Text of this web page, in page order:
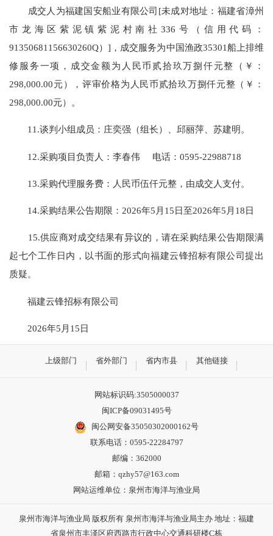
成交人为福建国安船业有限公司[未成对地址：福建省漳州
市龙海区紫泥镇紫泥村南社336号（信用代码：
91350681156630260Q）]，成交服务为中国渔政35301船上排维
修服务一项，成交金额为人民币贰拾玖万捌仟元整（￥：
298,000.00元），评审价格为人民币贰拾玖万捌仟元整（￥：
298,000.00元）。
11.谈判小组成员：庄奕强（组长）、邱丽萍、苏建明。
12.采购项目负责人：李春伟 电话：0595-22988718
13.采购代理服务费：人民币伍仟元整，由成交人支付。
14.采购结果公告期限：2026年5月15日至2026年5月18日
15.供应商对成交结果有异议的，请在采购结果公告期限满
起七个工作日内，以书面的形式向福建云锋招标有限公司提出
质疑。
福建云锋招标有限公司
2026年5月15日
上级部门 省外部门 省内市县 其他链接
网站标识码:3505000037
闽ICP备09031495号
闽公网安备35050302000162号
联系电话：0595-22284797
邮编：362000
邮箱：qzhy57@163.com
网站运维单位：泉州市海洋与渔业局
泉州市海洋与渔业局 版权所有 泉州市海洋与渔业局主办 地址：福建
省泉州市丰泽区府西路市行政中心交通科研楼C栋